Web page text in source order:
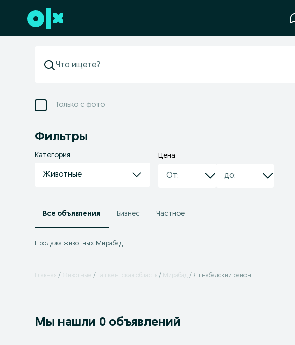
Перейти к нижнему колонтитулу
Только с фото
Фильтры
Категория
Животные
Цена
Все объявления Бизнес Частное
Продажа животных Мирабад
Главная Животные Ташкентская область Мирабад Яшнабадский район
Мы нашли 0 объявлений